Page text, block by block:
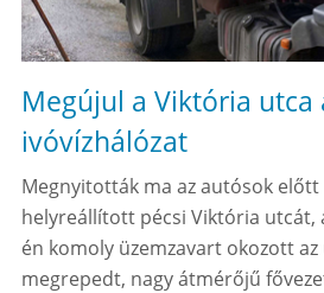
Megújul a Viktória utca
ivóvízhálózat
Megnyitották ma az autósok előtt
helyreállított pécsi Viktória utcát,
én komoly üzemzavart okozott
megrepedt, nagy átmérőjű